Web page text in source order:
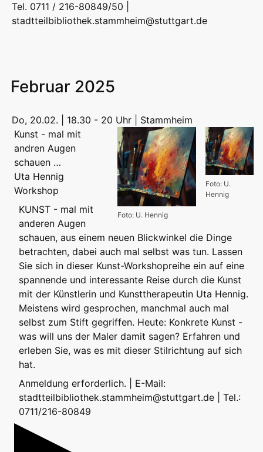
Tel. 0711 / 216-80849/50 |
stadtteilbibliothek.stammheim@stuttgart.de
Februar 2025
Do, 20.02. | 18.30 - 20 Uhr | Stammheim
Foto: U.
Hennig
Foto: U. Hennig
Kunst - mal mit
andren Augen
schauen …
Uta Hennig
Workshop
KUNST - mal mit
anderen Augen
schauen, aus einem neuen Blickwinkel die Dinge
betrachten, dabei auch mal selbst was tun. Lassen
Sie sich in dieser Kunst-Workshopreihe ein auf eine
spannende und interessante Reise durch die Kunst
mit der Künstlerin und Kunsttherapeutin Uta Hennig.
Meistens wird gesprochen, manchmal auch mal
selbst zum Stift gegriffen. Heute: Konkrete Kunst -
was will uns der Maler damit sagen? Erfahren und
erleben Sie, was es mit dieser Stilrichtung auf sich
hat.
Anmeldung erforderlich. | E-Mail:
stadtteilbibliothek.stammheim@stuttgart.de | Tel.:
0711/216-80849